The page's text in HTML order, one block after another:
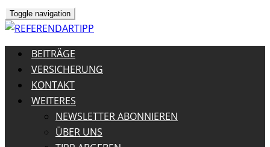
Toggle navigation
BEITRÄGE
VERSICHERUNG
KONTAKT
WEITERES
NEWSLETTER ABONNIEREN
ÜBER UNS